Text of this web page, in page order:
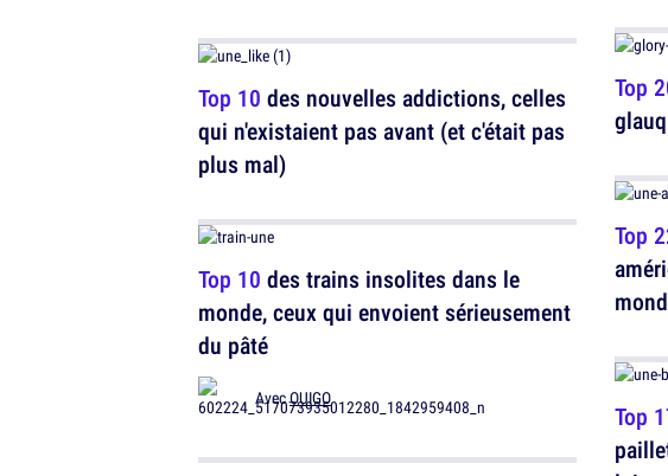
Top 10 des nouvelles addictions, celles
qui n'existaient pas avant (et c'était pas
plus mal)
Top 10 des trains insolites dans le
monde, ceux qui envoient sérieusement
du pâté
AvecOUIGO
Top
Top
Top